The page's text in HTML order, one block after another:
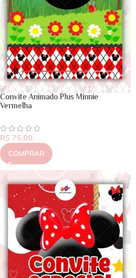
Convite Animado Plus Minnie
Vermelha
R$ 75,00
COMPRAR